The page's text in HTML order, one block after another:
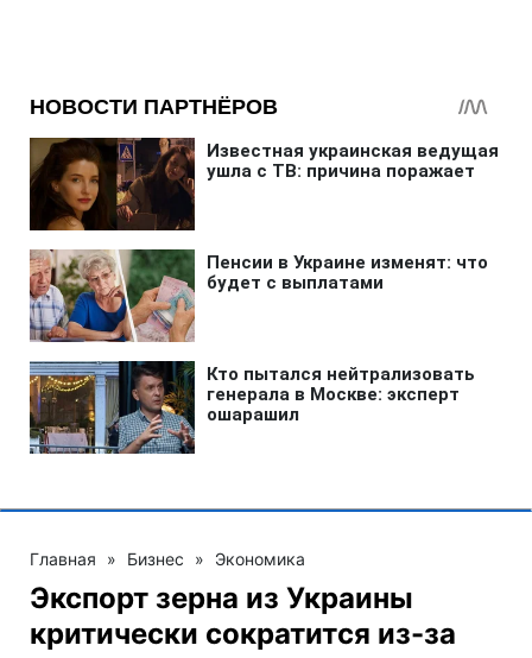
Главная » Бизнес » Экономика
Экспорт зерна из Украины
критически сократится из-за